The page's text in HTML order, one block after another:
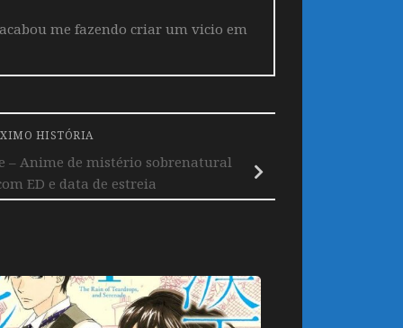
me fazendo criar um vicio em
HISTÓRIA
– Anime de mistério sobrenatural
ED e data de estreia